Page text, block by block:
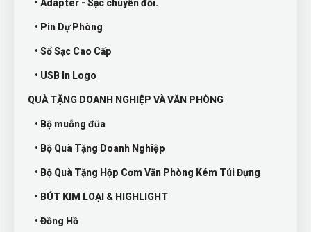
• Adapter - Sạc chuyển đổi.
• Pin Dự Phòng
• Sổ Sạc Cao Cấp
• USB In Logo
QUÀ TẶNG DOANH NGHIỆP VÀ VĂN PHÒNG
• Bộ muỗng đũa
• Bộ Quà Tặng Doanh Nghiệp
• Bộ Quà Tặng Hộp Cơm Văn Phòng Kém Túi Đựng
• BÚT KIM LOẠI & HIGHLIGHT
• Đồng Hồ